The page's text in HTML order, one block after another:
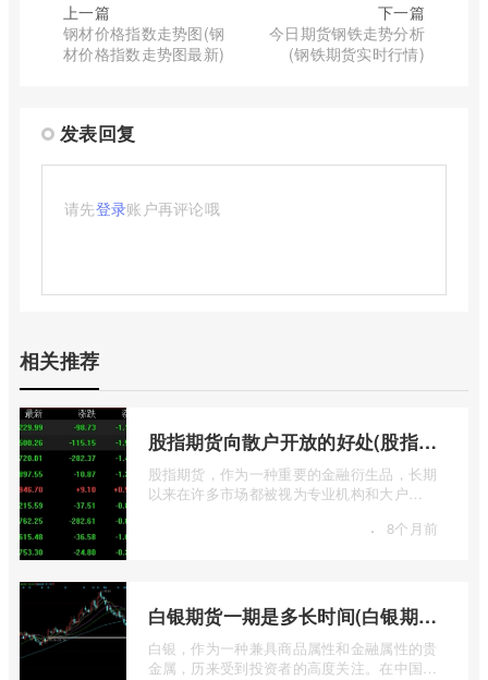
上一篇
钢材价格指数走势图(钢
材价格指数走势图最新)
下一篇
今日期货钢铁走势分析
(钢铁期货实时行情)
发表回复
请先登录账户再评论哦
相关推荐
股指期货向散户开放的好处(股指期货对利空信息更加敏感吗)
股指期货，作为一种重要的金融衍生品，长期
以来在许多市场都被视为专业机构和大户
· 8个月前
白银期货一期是多长时间(白银期货涨幅一天最高多少)
白银，作为一种兼具商品属性和金融属性的贵
金属，历来受到投资者的高度关注。在中国市